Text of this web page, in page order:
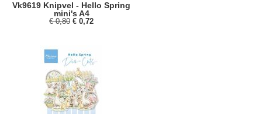
Vk9619 Knipvel - Hello Spring
mini's A4
€ 0,80 € 0,72